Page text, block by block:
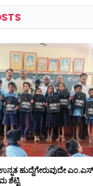
ಹುದ್ದೆಗೇರುವುದೇ
ಶೆಟ್ಟಿ